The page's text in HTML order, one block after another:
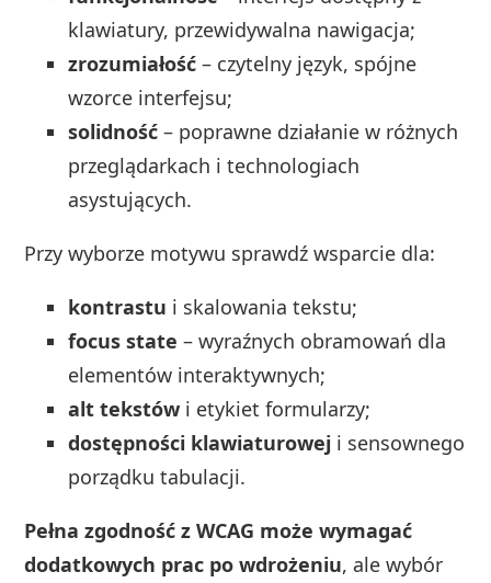
klawiatury, przewidywalna nawigacja;
zrozumiałość – czytelny język, spójne
wzorce interfejsu;
solidność – poprawne działanie w różnych
przeglądarkach i technologiach
asystujących.
Przy wyborze motywu sprawdź wsparcie dla:
kontrastu i skalowania tekstu;
focus state – wyraźnych obramowań dla
elementów interaktywnych;
alt tekstów i etykiet formularzy;
dostępności klawiaturowej i sensownego
porządku tabulacji.
Pełna zgodność z WCAG może wymagać
dodatkowych prac po wdrożeniu, ale wybór